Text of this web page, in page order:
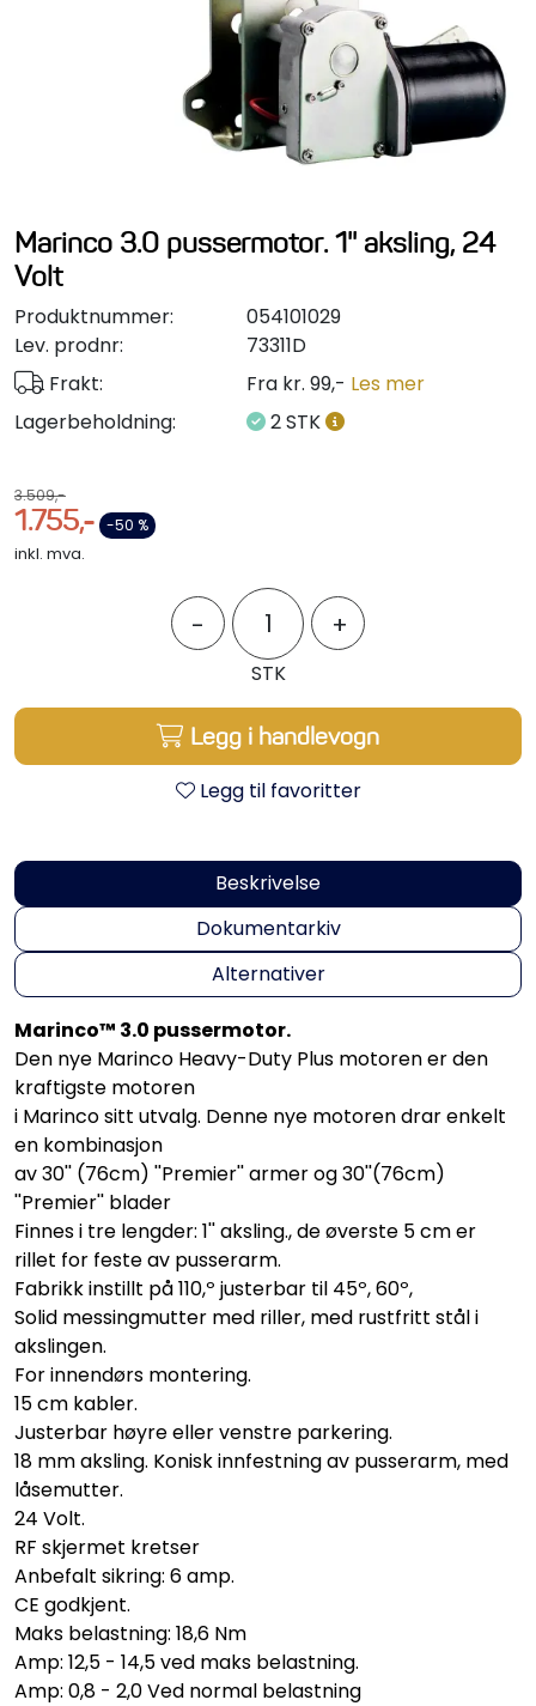
Marinco 3.0 pussermotor. 1'' aksling, 24
Volt
Produktnummer:
054101029
Lev. prodnr:
73311D
Frakt:
Fra kr. 99,- Les mer
Lagerbeholdning:
2 STK
3.509,-
1.755,- -50 %
inkl. mva.
- +
STK
Legg i handlevogn
Legg til favoritter
Beskrivelse
Dokumentarkiv
Alternativer
Marinco™ 3.0 pussermotor.
Den nye Marinco Heavy-Duty Plus motoren er den
kraftigste motoren
i Marinco sitt utvalg. Denne nye motoren drar enkelt
en kombinasjon
av 30'' (76cm) ''Premier'' armer og 30''(76cm)
''Premier'' blader
Finnes i tre lengder: 1'' aksling., de øverste 5 cm er
rillet for feste av pusserarm.
Fabrikk instillt på 110,º justerbar til 45º, 60º,
Solid messingmutter med riller, med rustfritt stål i
akslingen.
For innendørs montering.
15 cm kabler.
Justerbar høyre eller venstre parkering.
18 mm aksling. Konisk innfestning av pusserarm, med
låsemutter.
24 Volt.
RF skjermet kretser
Anbefalt sikring: 6 amp.
CE godkjent.
Maks belastning: 18,6 Nm
Amp: 12,5 - 14,5 ved maks belastning.
Amp: 0,8 - 2,0 Ved normal belastning
Anoder
Brannslukkere
Hydraulisk styring
Motordeler
Propeller